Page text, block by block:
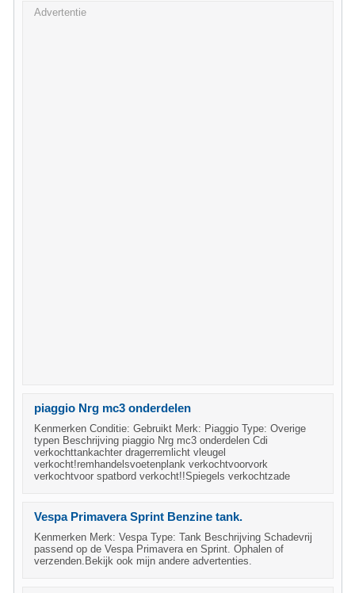
Advertentie
piaggio Nrg mc3 onderdelen
Kenmerken Conditie: Gebruikt Merk: Piaggio Type: Overige
typen Beschrijving piaggio Nrg mc3 onderdelen Cdi
verkochttankachter dragerremlicht vleugel
verkocht!remhandelsvoetenplank verkochtvoorvork
verkochtvoor spatbord verkocht!!Spiegels verkochtzade
Vespa Primavera Sprint Benzine tank.
Kenmerken Merk: Vespa Type: Tank Beschrijving Schadevrij
passend op de Vespa Primavera en Sprint. Ophalen of
verzenden.Bekijk ook mijn andere advertenties.